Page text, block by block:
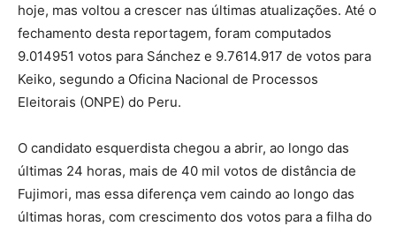
hoje, mas voltou a crescer nas últimas atualizações. Até o
fechamento desta reportagem, foram computados
9.014951 votos para Sánchez e 9.7614.917 de votos para
Keiko, segundo a Oficina Nacional de Processos
Eleitorais (ONPE) do Peru.
O candidato esquerdista chegou a abrir, ao longo das
últimas 24 horas, mais de 40 mil votos de distância de
Fujimori, mas essa diferença vem caindo ao longo das
últimas horas, com crescimento dos votos para a filha do